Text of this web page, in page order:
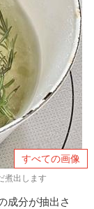
すべての画像
煮出します
成分が抽出さ